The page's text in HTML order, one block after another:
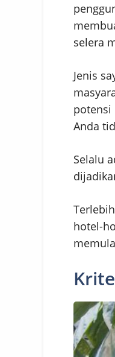
selera
Jenis
potensi
Anda
Selalu
hotel-